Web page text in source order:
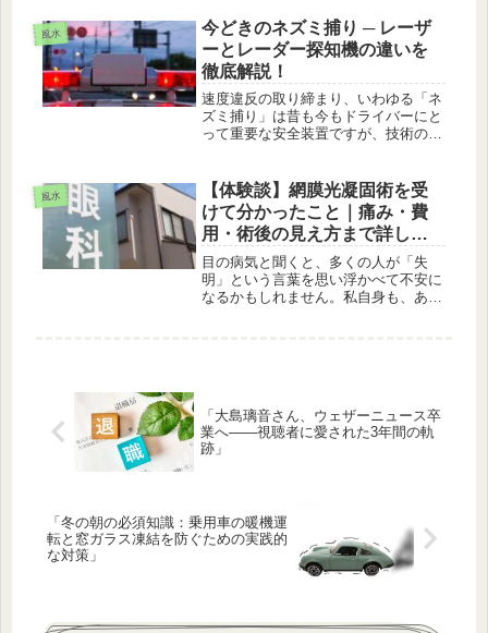
前」に集中して発生する傾向です。犯
罪統計や警察のデータからも、年金支
給...
風水
今どきのネズミ捕り ─ レーザ
ーとレーダー探知機の違いを
徹底解説！
速度違反の取り締まり、いわゆる「ネ
ズミ捕り」は昔も今もドライバーにと
って重要な安全装置ですが、技術の進
「レーダー方式」の違い、そしてそれ
を感知する「探知機」の種類について
混乱...
風水
【体験談】網膜光凝固術を受
けて分かったこと｜痛み・費
用・術後の見え方まで詳しく
解説
目の病気と聞くと、多くの人が「失
明」という言葉を思い浮かべて不安に
なるかもしれません。私自身も、ある
「大島璃音さん、ウェザーニュース卒
業へ――視聴者に愛された3年間の軌
跡」
「冬の朝の必須知識：乗用車の暖機運
転と窓ガラス凍結を防ぐための実践的
な対策」